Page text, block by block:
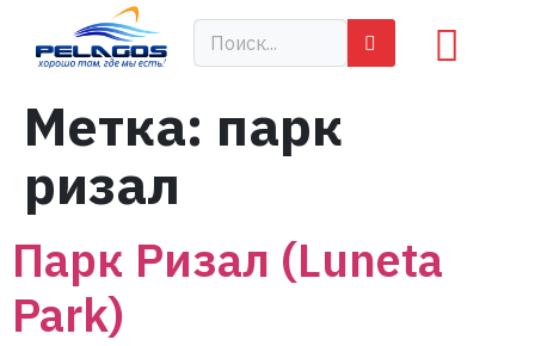
Метка: парк
ризал
Парк Ризал (Luneta
Park)